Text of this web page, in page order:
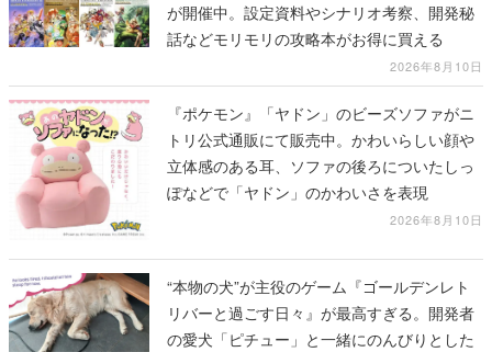
が開催中。設定資料やシナリオ考察、開発秘
話などモリモリの攻略本がお得に買える
2026年8月10日
『ポケモン』「ヤドン」のビーズソファがニ
トリ公式通販にて販売中。かわいらしい顔や
立体感のある耳、ソファの後ろについたしっ
ぽなどで「ヤドン」のかわいさを表現
2026年8月10日
“本物の犬”が主役のゲーム『ゴールデンレト
リバーと過ごす日々』が最高すぎる。開発者
の愛犬「ピチュー」と一緒にのんびりとした